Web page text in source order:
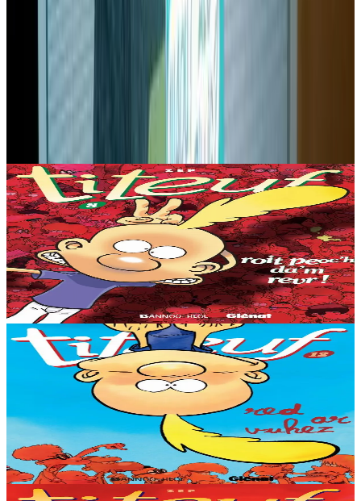
Bannoù-heol
Lâchez-moi le slip !
'Faudrait savoir... Ils disent que l'école, c'est pour s'épanouir dans la
tête... mais si on nous bourre le cerveau avec des formules de maths
et des batailles...
En stock9,53 €
Voir
Acheter
Bannoù-heol
Le Sens de la vie
Si le sens de la vie c'est tout droit en avant, pourquoi le trajet passe
par les interros de maths, les tests de piscine, le racket et les
vestiaires?...
En stock9,53 €
Voir
Acheter
Bannoù-heol